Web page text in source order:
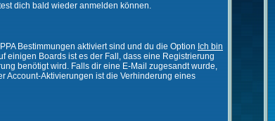
dich bald wieder anmelden können.
Bestimmungen aktiviert sind und du die Option Ich bin
einigen Boards ist es der Fall, dass eine Registrierung
benötigt wird. Falls dir eine E-Mail zugesandt wurde,
Account-Aktivierungen ist die Verhinderung eines